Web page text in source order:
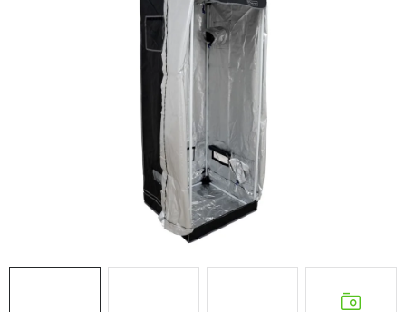
Kaufberatung AGB
Datenschutzerklärung Impressum